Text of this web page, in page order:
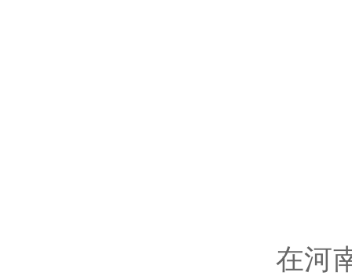
在河